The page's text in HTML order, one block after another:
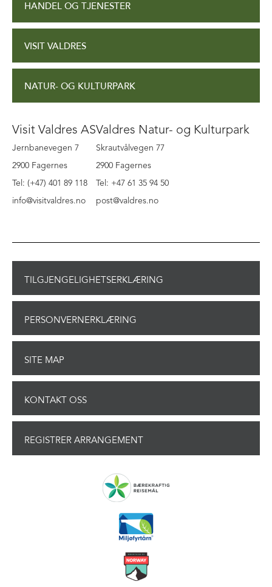
HANDEL OG TJENESTER
VISIT VALDRES
NATUR- OG KULTURPARK
Visit Valdres AS
Jernbanevegen 7
2900 Fagernes
Tel: (+47) 401 89 118
info@visitvaldres.no
Valdres Natur- og Kulturpark
Skrautvålvegen 77
2900 Fagernes
Tel: +47 61 35 94 50
post@valdres.no
TILGJENGELIGHETSERKLÆRING
PERSONVERNERKLÆRING
SITE MAP
KONTAKT OSS
REGISTRER ARRANGEMENT